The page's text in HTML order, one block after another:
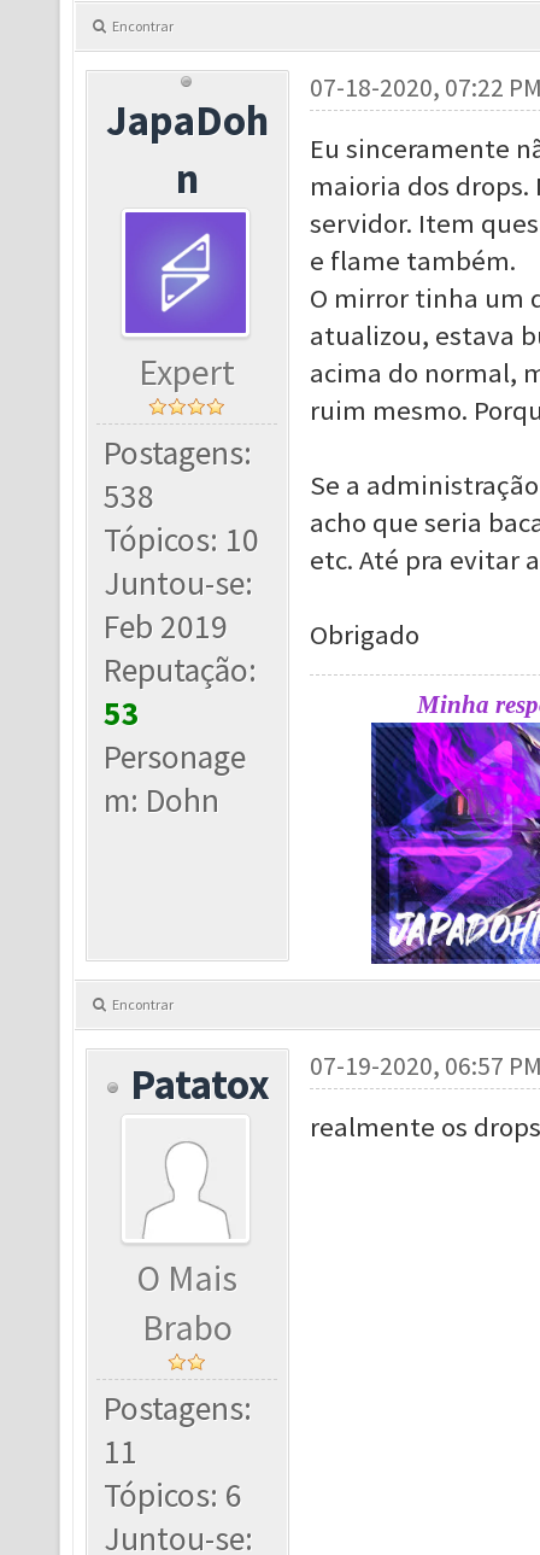
Encontrar
JapaDoh
n
Expert
Postagens:
538
Tópicos: 10
Juntou-se:
Feb 2019
Reputação:
53
Personage
m: Dohn
07-18-2020, 07:22
Eu sinceramente
maioria dos
servidor. Item
e flame também.
O mirror tinha um
atualizou, estava
acima do normal,
ruim mesmo.
Se a
acho que seria
etc. Até pra evitar
Obrigado
Minha
Encontrar
Patatox
O Mais
Brabo
Postagens:
11
Tópicos: 6
Juntou-se:
07-19-2020, 06:57
realmente os